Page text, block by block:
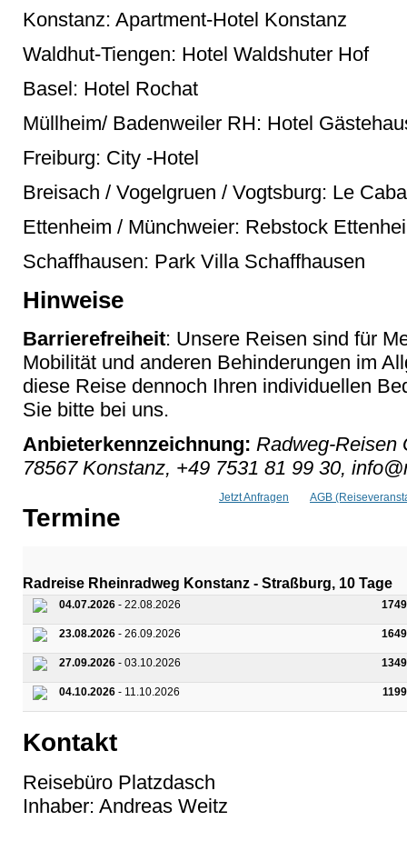
Konstanz: Apartment-Hotel Konstanz
Waldhut-Tiengen: Hotel Waldshuter Hof
Basel: Hotel Rochat
Müllheim/ Badenweiler RH: Hotel
Freiburg: City -Hotel
Breisach / Vogelgruen / Vogtsburg: Le
Ettenheim / Münchweier: Rebstock
Schaffhausen: Park Villa Schaffhausen
Hinweise
Barrierefreiheit: Unsere Reisen sind für
Mobilität und anderen Behinderungen im
diese Reise dennoch Ihren individuellen
Sie bitte bei uns.
Anbieterkennzeichnung: Radweg-Reisen
78567 Konstanz, +49 7531 81 99 30,
Jetzt Anfragen AGB
Termine
Radreise Rheinradweg Konstanz - Straßburg, 10 Tage
04.07.2026 - 22.08.2026
23.08.2026 - 26.09.2026
27.09.2026 - 03.10.2026
04.10.2026 - 11.10.2026
Kontakt
Reisebüro Platzdasch
Inhaber: Andreas Weitz